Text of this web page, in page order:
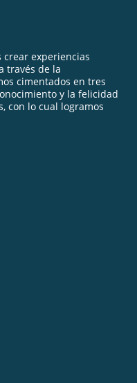
crear experiencias
través de la
cimentados en tres
y la felicidad
con lo cual logramos